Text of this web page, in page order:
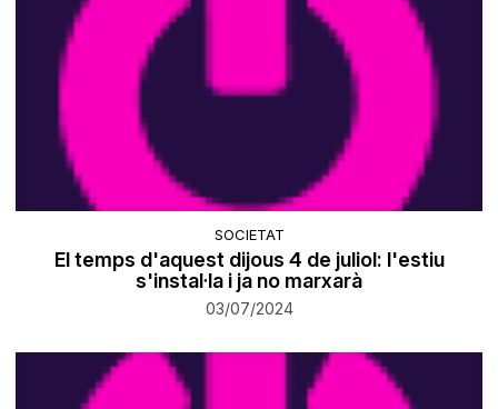
SOCIETAT
El temps d'aquest dijous 4 de juliol: l'estiu
s'instal·la i ja no marxarà
03/07/2024